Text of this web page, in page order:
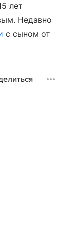
лет
Недавно
с сыном от